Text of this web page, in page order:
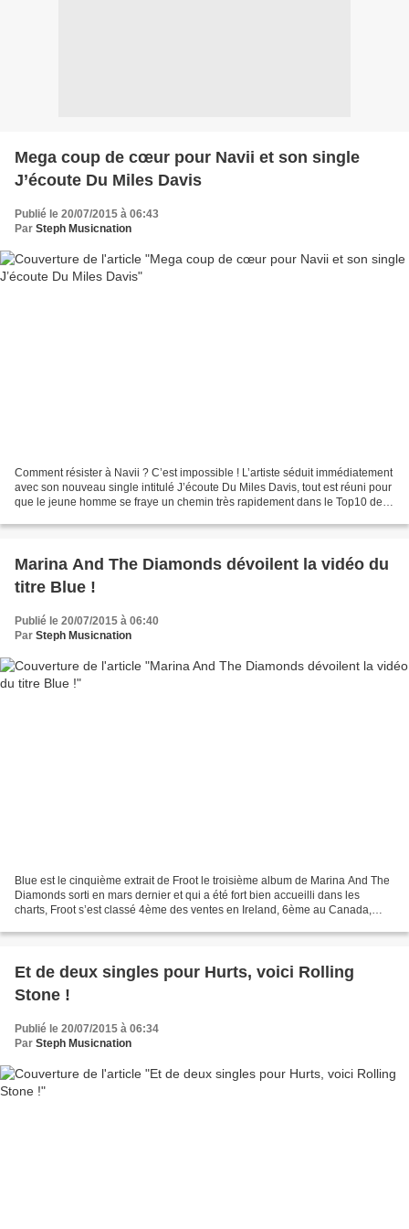
Mega coup de cœur pour Navii et son single
J’écoute Du Miles Davis
Publié le 20/07/2015 à 06:43
Par Steph Musicnation
Comment résister à Navii ? C’est impossible ! L’artiste séduit immédiatement
avec son nouveau single intitulé J’écoute Du Miles Davis, tout est réuni pour
que le jeune homme se fraye un chemin très rapidement dans le Top10 des
Marina And The Diamonds dévoilent la vidéo du
titre Blue !
Publié le 20/07/2015 à 06:40
Par Steph Musicnation
Blue est le cinquième extrait de Froot le troisième album de Marina And The
Diamonds sorti en mars dernier et qui a été fort bien accueilli dans les
charts, Froot s’est classé 4ème des ventes en Ireland, 6ème au Canada,
Et de deux singles pour Hurts, voici Rolling
Stone !
Publié le 20/07/2015 à 06:34
Par Steph Musicnation